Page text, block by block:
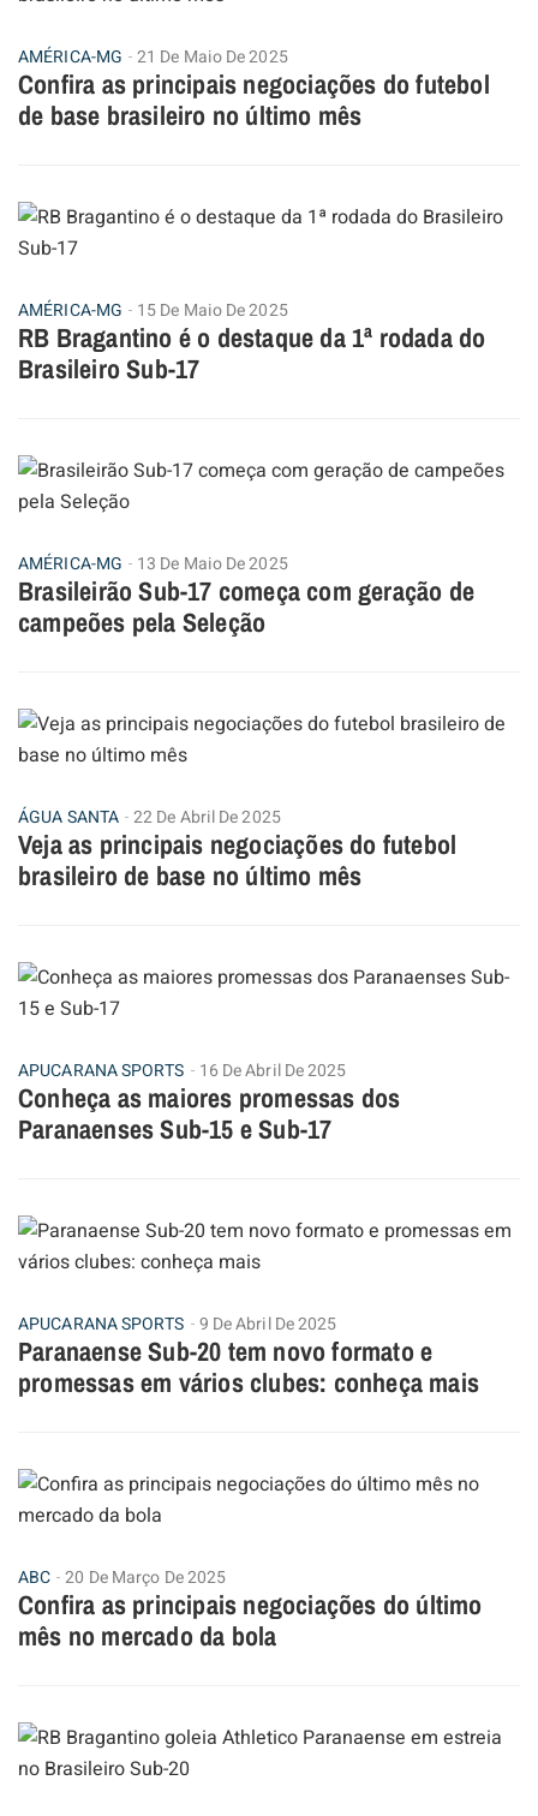
AMÉRICA-MG 21 De Maio De 2025
Confira as principais negociações do futebol
de base brasileiro no último mês
AMÉRICA-MG 15 De Maio De 2025
RB Bragantino é o destaque da 1ª rodada do
Brasileiro Sub-17
AMÉRICA-MG 13 De Maio De 2025
Brasileirão Sub-17 começa com geração de
campeões pela Seleção
ÁGUA SANTA 22 De Abril De 2025
Veja as principais negociações do futebol
brasileiro de base no último mês
APUCARANA SPORTS 16 De Abril De 2025
Conheça as maiores promessas dos
Paranaenses Sub-15 e Sub-17
APUCARANA SPORTS 9 De Abril De 2025
Paranaense Sub-20 tem novo formato e
promessas em vários clubes: conheça mais
ABC 20 De Março De 2025
Confira as principais negociações do último
mês no mercado da bola